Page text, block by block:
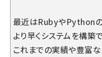
最近はRubyやPythonの
より早くシステムを構築
これまでの実績や豊富